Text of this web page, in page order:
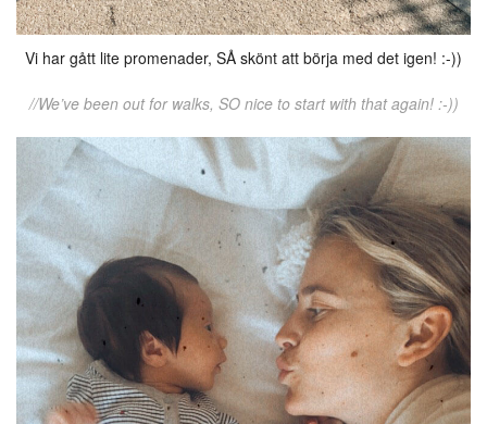
Vi har gått lite promenader, SÅ skönt att börja med det igen! :-))
//We’ve been out for walks, SO nice to start with that again! :-))